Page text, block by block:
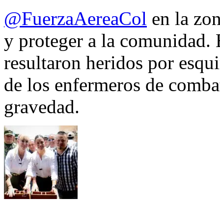
@FuerzaAereaCol en la
y proteger a la comunidad.
resultaron heridos por
de los enfermeros de
gravedad.